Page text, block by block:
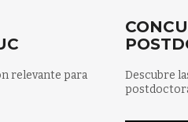
relevante para
Descubre